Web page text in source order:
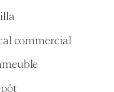
commercial